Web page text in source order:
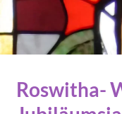
Roswitha-